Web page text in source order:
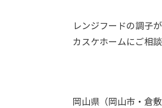
レンジフードの調子
カスケホームにご相談
岡山県（岡山市・倉